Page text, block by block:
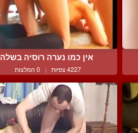
אין כמו נערה רוסיה בשלה
4227 צפיות | 0 המלצות